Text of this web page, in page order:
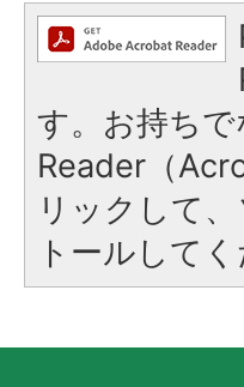
す。お持ち
Reader（
リックして
トールしてく